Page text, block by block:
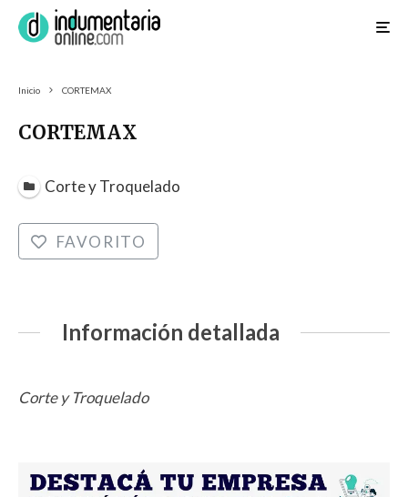
Inicio CORTEMAX
CORTEMAX
Corte y Troquelado
FAVORITO
Información detallada
Corte y Troquelado